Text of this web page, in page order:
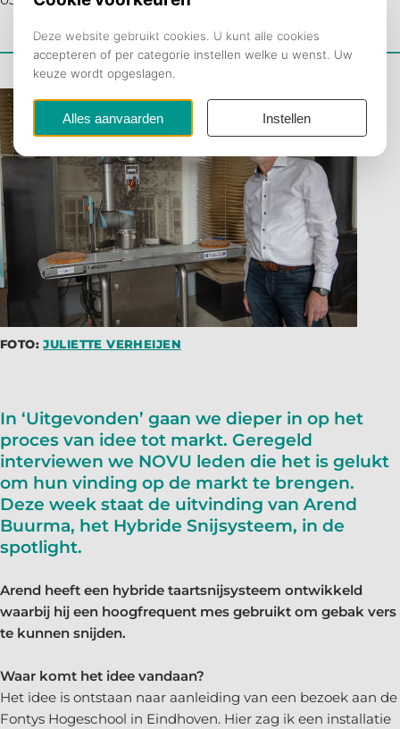
FOTO:JULIETTE VERHEIJEN
In ‘Uitgevonden’ gaan we dieper in op het
proces van idee tot markt. Geregeld
interviewen we NOVU leden die het is gelukt
om hun vinding op de markt te brengen.
Deze week staat de uitvinding van Arend
Buurma, het Hybride Snijsysteem, in de
spotlight.
Arend heeft een hybride taartsnijsysteem ontwikkeld
waarbij hij een hoogfrequent mes gebruikt om gebak vers
te kunnen snijden.
Waar komt het idee vandaan?
Het idee is ontstaan naar aanleiding van een bezoek aan de
Fontys Hogeschool in Eindhoven. Hier zag ik een installatie